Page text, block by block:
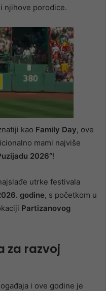
njihove porodice.
kao Family Day, ove
mami najviše
2026“!
utrke festivala
godine, s početkom u
Partizanovog
za razvoj
i ove godine je